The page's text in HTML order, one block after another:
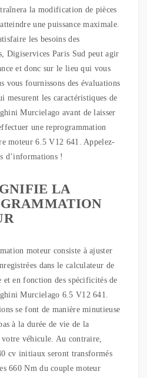
la modification de pièces
une puissance maximale.
les besoins des
Digiservices Paris Sud peut agir
et donc sur le lieu qui vous
vous fournissons des évaluations
mesurent les caractéristiques de
Murcielago avant de laisser
une reprogrammation
moteur 6.5 V12 641. Appelez-
d’informations !
LA
moteur consiste à ajuster
dans le calculateur de
et en fonction des spécificités de
Murcielago 6.5 V12 641.
se font de manière minutieuse
à la durée de vie de la
votre véhicule. Au contraire,
cv initiaux seront transformés
660 Nm du couple moteur